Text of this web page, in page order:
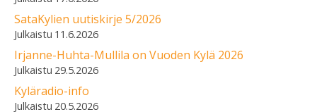
SataKylien uutiskirje 5/2026
11.6.2026
Irjanne-Huhta-Mullila on Vuoden Kylä 2026
29.5.2026
Kyläradio-info
20.5.2026